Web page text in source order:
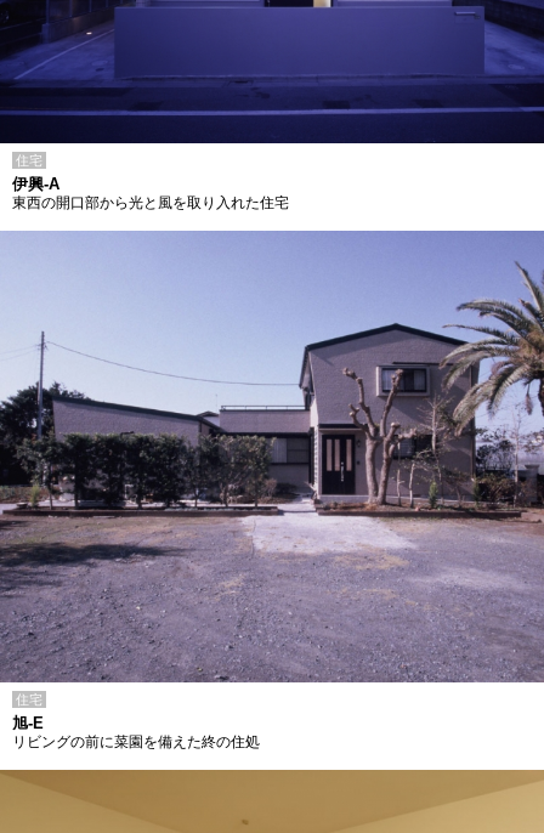
住宅
伊興-A
東西の開口部から光と風を取り入れた住宅
住宅
旭-E
リビングの前に菜園を備えた終の住処